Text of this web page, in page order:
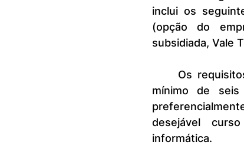
inclui os
(opção do
subsidiada, Vale
mínimo de seis
desejável
informática.